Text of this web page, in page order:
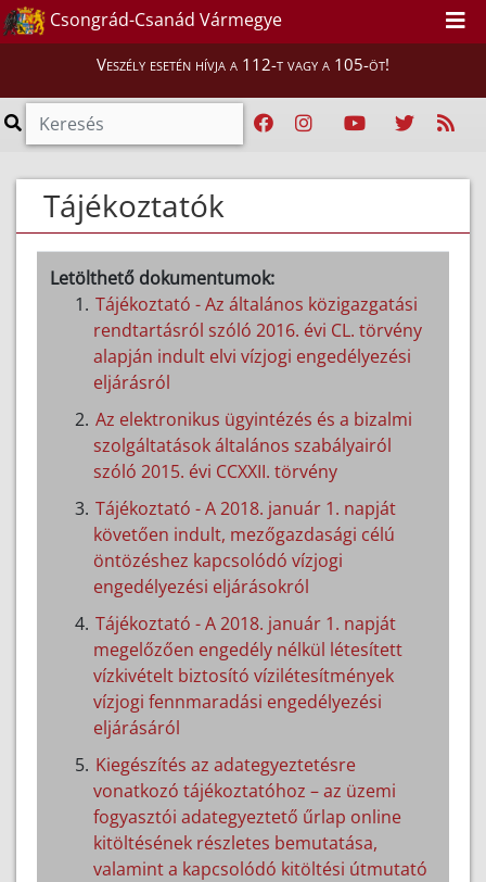
Csongrád-Csanád Vármegye
Veszély esetén hívja a 112-t vagy a 105-öt!
Tájékoztatók
Letölthető dokumentumok:
Tájékoztató - Az általános közigazgatási
rendtartásról szóló 2016. évi CL. törvény
alapján indult elvi vízjogi engedélyezési
eljárásról
Az elektronikus ügyintézés és a bizalmi
szolgáltatások általános szabályairól
szóló 2015. évi CCXXII. törvény
Tájékoztató - A 2018. január 1. napját
követően indult, mezőgazdasági célú
öntözéshez kapcsolódó vízjogi
engedélyezési eljárásokról
Tájékoztató - A 2018. január 1. napját
megelőzően engedély nélkül létesített
vízkivételt biztosító vízilétesítmények
vízjogi fennmaradási engedélyezési
eljárásáról
Kiegészítés az adategyeztetésre
vonatkozó tájékoztatóhoz – az üzemi
fogyasztói adategyeztető űrlap online
kitöltésének részletes bemutatása,
valamint a kapcsolódó kitöltési útmutató